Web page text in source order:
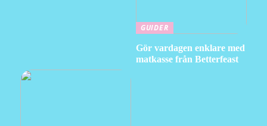
GUIDER
Gör vardagen enklare med
matkasse från Betterfeast